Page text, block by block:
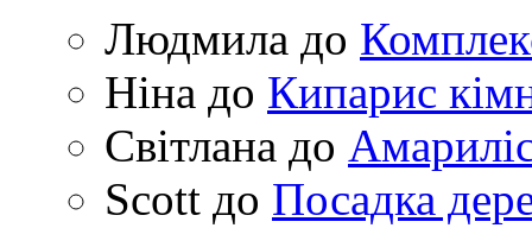
Людмила до
Ніна до Кипарис
Світлана до
Scott до Посадка